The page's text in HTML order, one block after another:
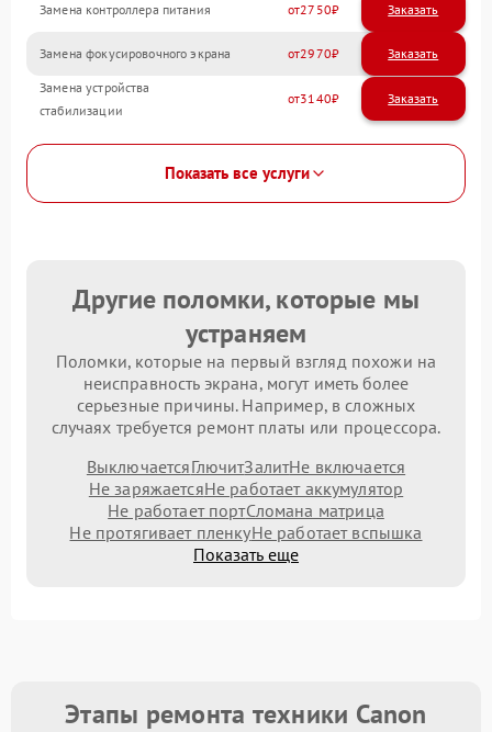
Замена контроллера питания 2750
Замена фокусировочного экрана 2970
Замена устройства
стабилизации
3140
Показать все услуги
Другие поломки, которые мы
устраняем
Поломки, которые на первый взгляд похожи на
неисправность экрана, могут иметь более
серьезные причины. Например, в сложных
случаях требуется ремонт платы или процессора.
ВыключаетсяГлючитЗалитНе включается
Не заряжаетсяНе работает аккумулятор
Не работает портСломана матрица
Не протягивает пленкуНе работает вспышка
Показать еще
Этапы ремонта техники Canon